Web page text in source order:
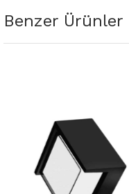
Benzer Ürünler